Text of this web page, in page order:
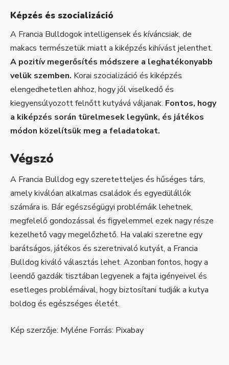
Képzés és szocializáció
A Francia Bulldogok intelligensek és kíváncsiak, de
makacs természetük miatt a kiképzés kihívást jelenthet.
A pozitív megerősítés módszere a leghatékonyabb
velük szemben. Korai szocializáció és kiképzés
elengedhetetlen ahhoz, hogy jól viselkedő és
kiegyensúlyozott felnőtt kutyává váljanak. Fontos, hogy
a kiképzés során türelmesek legyünk, és játékos
módon közelítsük meg a feladatokat.
Végszó
A Francia Bulldog egy szeretetteljes és hűséges társ,
amely kiválóan alkalmas családok és egyedülállók
számára is. Bár egészségügyi problémáik lehetnek,
megfelelő gondozással és figyelemmel ezek nagy része
kezelhető vagy megelőzhető. Ha valaki szeretne egy
barátságos, játékos és szeretnivaló kutyát, a Francia
Bulldog kiváló választás lehet. Azonban fontos, hogy a
leendő gazdák tisztában legyenek a fajta igényeivel és
esetleges problémáival, hogy biztosítani tudják a kutya
boldog és egészséges életét.
Kép szerzője: Myléne Forrás: Pixabay